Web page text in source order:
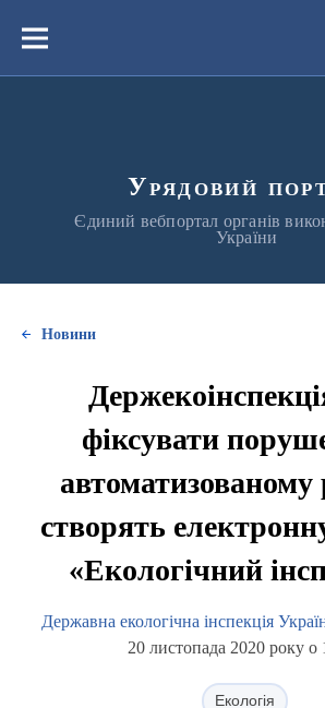
вмістуМеню
Урядовий
Єдиний вебпортал органів
України
Новини
фіксувати
автоматизованому
створять
«Екологічний
Державна екологічна інспекція
20 листопада 2020 року о
Екологія